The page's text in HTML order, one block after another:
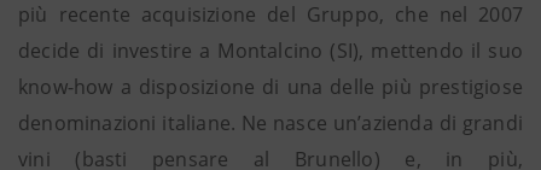
più recente acquisizione del Gruppo, che nel 2007
decide di investire a Montalcino (SI), mettendo il suo
know-how a disposizione di una delle più prestigiose
denominazioni italiane. Ne nasce un’azienda di grandi
vini (basti pensare al Brunello) e, in più,